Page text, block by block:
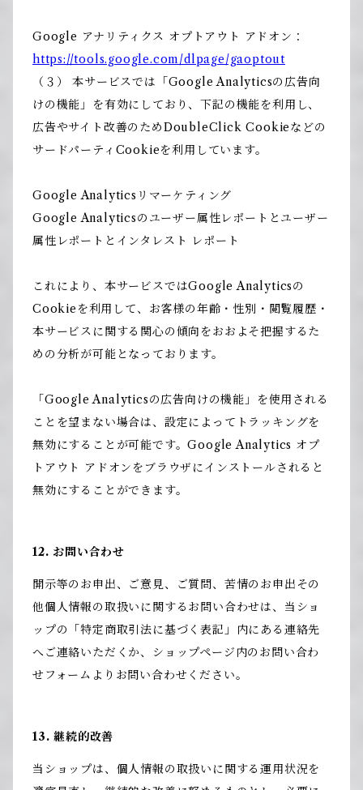
Google アナリティクス オプトアウト アドオン：
https://tools.google.com/dlpage/gaoptout
（３） 本サービスでは「Google Analyticsの広告向
けの機能」を有効にしており、下記の機能を利用し、
広告やサイト改善のためDoubleClick Cookieなどの
サードパーティCookieを利用しています。
Google Analyticsリマーケティング
Google Analyticsのユーザー属性レポートとユーザー
属性レポートとインタレスト レポート
これにより、本サービスではGoogle Analyticsの
Cookieを利用して、お客様の年齢・性別・閲覧履歴・
本サービスに関する関心の傾向をおおよそ把握するた
めの分析が可能となっております。
「Google Analyticsの広告向けの機能」を使用される
ことを望まない場合は、設定によってトラッキングを
無効にすることが可能です。Google Analytics オプ
トアウト アドオンをブラウザにインストールされると
無効にすることができます。
12. お問い合わせ
開示等のお申出、ご意見、ご質問、苦情のお申出その
他個人情報の取扱いに関するお問い合わせは、当ショ
ップの「特定商取引法に基づく表記」内にある連絡先
へご連絡いただくか、ショップページ内のお問い合わ
せフォームよりお問い合わせください。
13. 継続的改善
当ショップは、個人情報の取扱いに関する運用状況を